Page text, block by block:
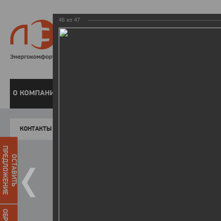
8 800
О КОМПАНИИ
КОНТАКТЫ
ОСТАВИТЬ
ПРЕДЛОЖЕНИЕ
46 из 47